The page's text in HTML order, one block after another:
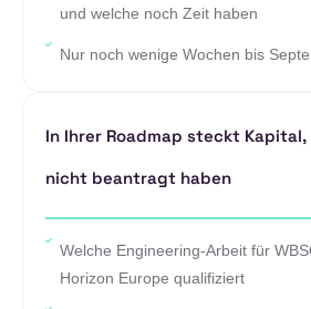
und welche noch Zeit haben
Nur noch wenige Wochen bis
In Ihrer Roadmap steckt Kapital,
nicht beantragt haben
Welche Engineering-Arbeit für
Horizon Europe qualifiziert